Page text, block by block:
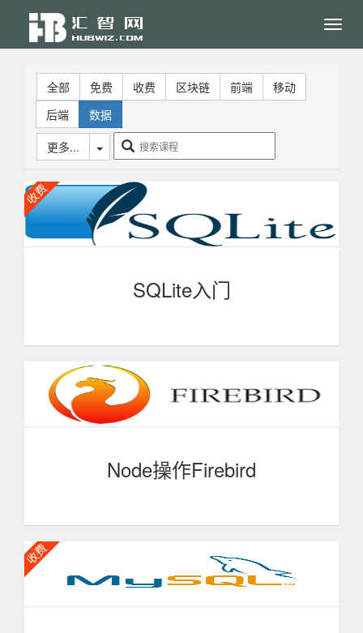
全部 免费 收费 区块链 前端
移动
后端
数据
更多...
SQLite入门
可以作为sqlite入门学习， 若想深入了解SQLite的底层
实现，请查看官方文档。
Node操作Firebird
Firebird是一个全功能的，强大高效的，轻量级，免维
护的数据库。它很容易让您从单用户，单数据库升级到企业
级的应用。通过本门课程的学习，我们就可以用node来操
作firebird。本门课程适合有一定SQL与node基础的同学学
习。